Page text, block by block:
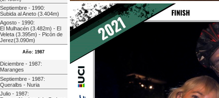
Septiembre - 1990:
Subida al Aneto (3.404m)
Agosto - 1990:
El Mulhacén (3.482m) - El
Veleta (3.395m) - Picón de
Jerez(3.090m)
Año: 1987
Diciembre - 1987:
Maranges
Septiembre - 1987:
Queralbs - Nuria
Julio - 1987: